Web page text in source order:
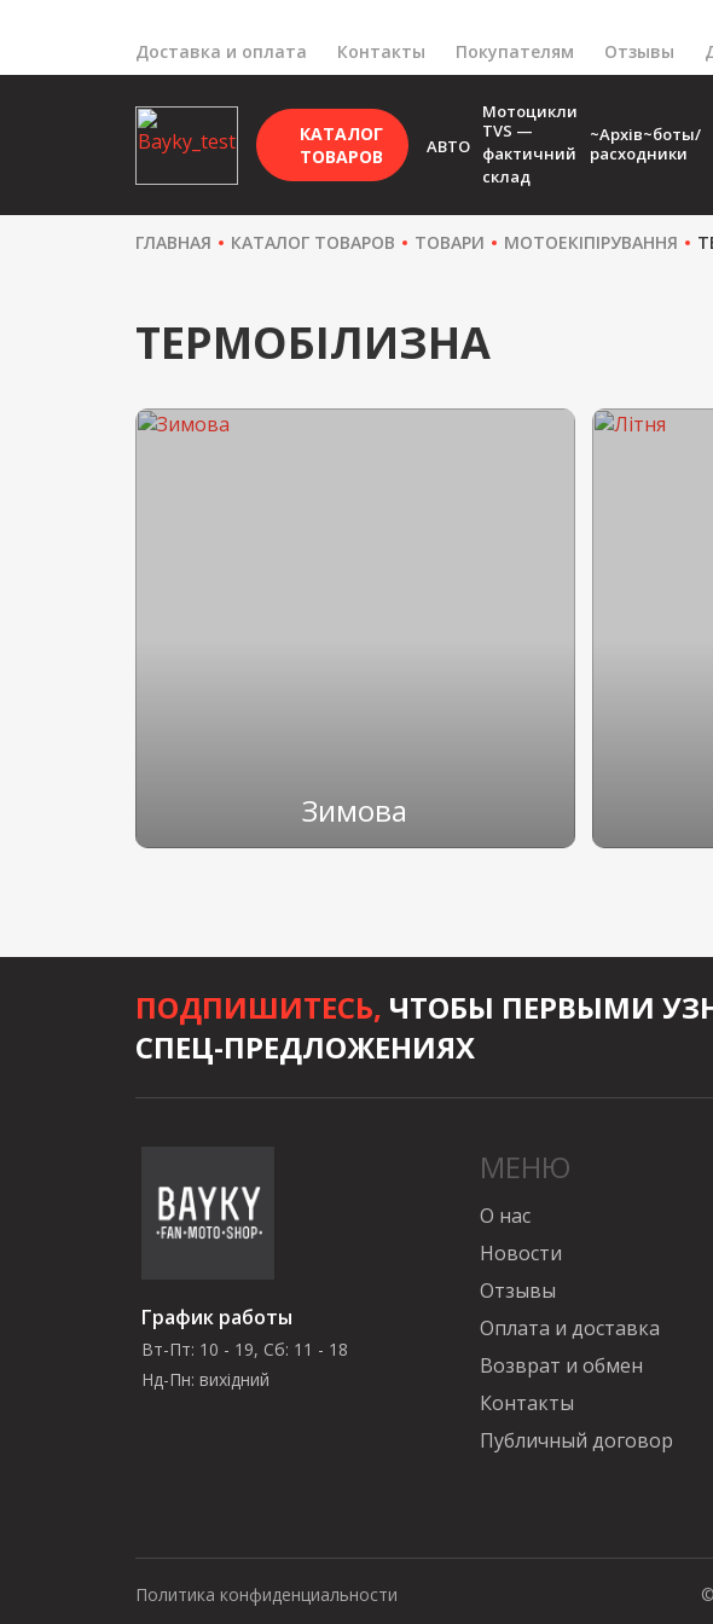
Доставка и оплата Контакты Покупателям Отзывы
КАТАЛОГ
ТОВАРОВ
АВТО
Мотоцикли
TVS —
фактичний
склад
~Архів~боты/
расходники
ГЛАВНАЯ КАТАЛОГ ТОВАРОВ ТОВАРИ МОТОЕКІПІРУВАННЯ
ТЕРМОБІЛИЗНА
Зимова
ПОДПИШИТЕСЬ, ЧТОБЫ ПЕРВЫМИ
СПЕЦ-ПРЕДЛОЖЕНИЯХ
График работы
Вт-Пт: 10 - 19, Сб: 11 - 18
Нд-Пн: вихідний
МЕНЮ
О нас
Новости
Отзывы
Оплата и доставка
Возврат и обмен
Контакты
Публичный договор
Политика конфиденциальности